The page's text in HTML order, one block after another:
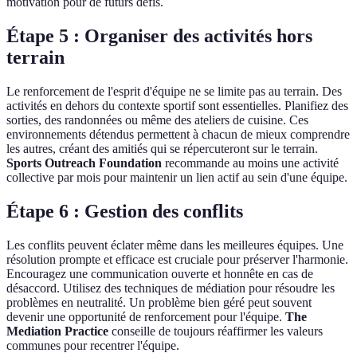
Étape 5 : Organiser des activités hors
terrain
Le renforcement de l'esprit d'équipe ne se limite pas au terrain. Des
activités en dehors du contexte sportif sont essentielles. Planifiez des
sorties, des randonnées ou même des ateliers de cuisine. Ces
environnements détendus permettent à chacun de mieux comprendre
les autres, créant des amitiés qui se répercuteront sur le terrain.
Sports Outreach Foundation recommande au moins une activité
collective par mois pour maintenir un lien actif au sein d'une équipe.
Étape 6 : Gestion des conflits
Les conflits peuvent éclater même dans les meilleures équipes. Une
résolution prompte et efficace est cruciale pour préserver l'harmonie.
Encouragez une communication ouverte et honnête en cas de
désaccord. Utilisez des techniques de médiation pour résoudre les
problèmes en neutralité. Un problème bien géré peut souvent
devenir une opportunité de renforcement pour l'équipe. The
Mediation Practice conseille de toujours réaffirmer les valeurs
communes pour recentrer l'équipe.